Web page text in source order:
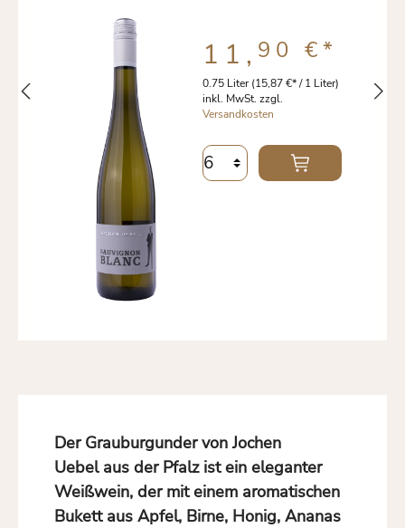
0.75 Liter(15,87 €* / 1 Liter)
inkl. MwSt. zzgl.
Versandkosten
11, 90 €*
Der Grauburgunder von Jochen
Uebel aus der Pfalzist ein eleganter
Weißwein, der mit einem aromatischen
Bukettaus Apfel, Birne, Honig, Ananas